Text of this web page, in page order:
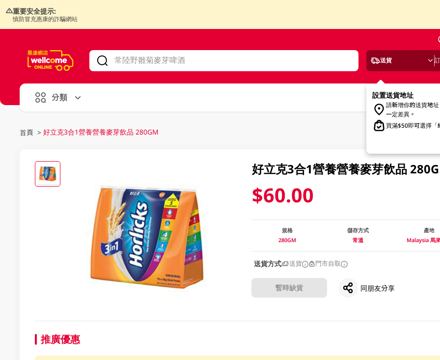
重要安全提示:
慎防冒充惠康的詐騙網站
送貨
設置送貨地址
請新增你的送貨地
一定差異。
買滿$50即可選擇「
分類
首頁 > 好立克3合1營養營養麥芽飲品 280GM
好立克3合1營養營養麥芽飲品
$60.00
規格
280GM
儲存方式
常溫
產地
Malaysia 馬
送貨方式 送貨 門市自取
暫時缺貨 同朋友分享
推廣優惠